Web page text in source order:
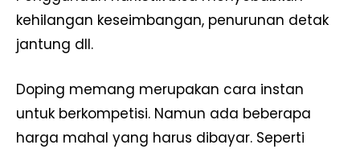
kehilangan keseimbangan, penurunan detak
jantung dll.
Doping memang merupakan cara instan
untuk berkompetisi. Namun ada beberapa
harga mahal yang harus dibayar. Seperti